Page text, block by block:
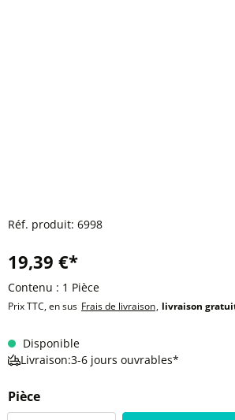
Réf. produit: 6998
19,39 €*
Contenu : 1 Pièce
Prix TTC, en sus Frais de livraison, livraison
Disponible
Livraison:3-6 jours ouvrables*
Pièce